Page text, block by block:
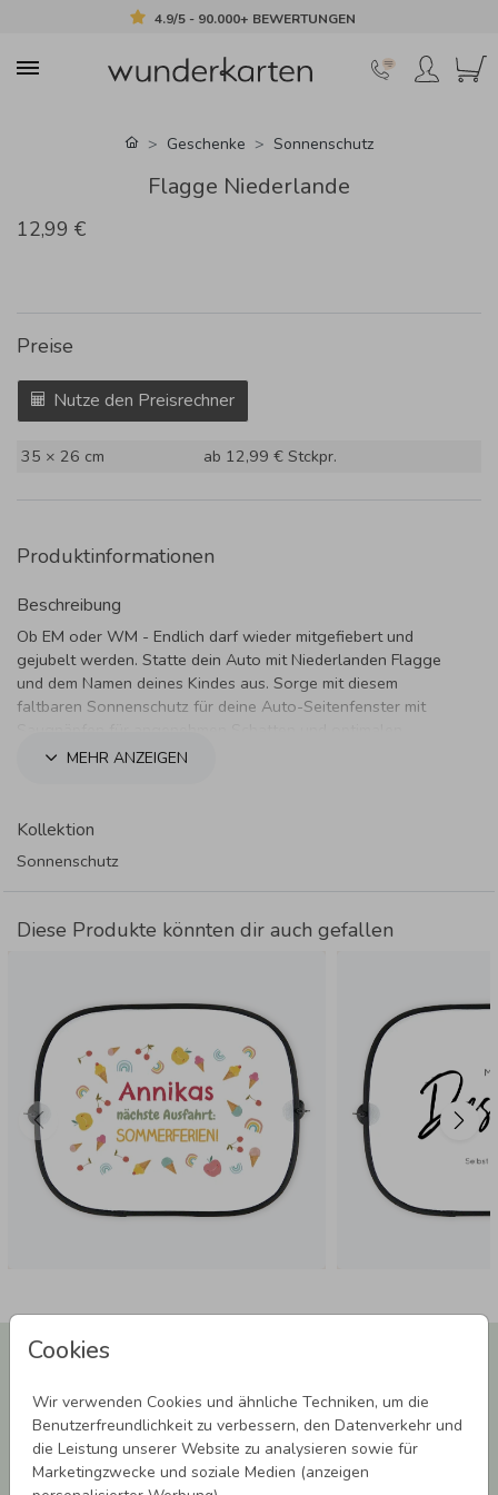
4.9/5 - 90.000+ BEWERTUNGEN
Cookies
Wir verwenden Cookies und ähnliche Techniken, um die
Benutzerfreundlichkeit zu verbessern, den Datenverkehr und
die Leistung unserer Website zu analysieren sowie für
Marketingzwecke und soziale Medien (anzeigen
Geschenke Sonnenschutz
Flagge Niederlande
12,99 €
Preise
Nutze den Preisrechner
35 × 26 cm ab 12,99 € Stckpr.
Produktinformationen
Beschreibung
Ob EM oder WM - Endlich darf wieder mitgefiebert und
gejubelt werden. Statte dein Auto mit Niederlanden Flagge
und dem Namen deines Kindes aus. Sorge mit diesem
faltbaren Sonnenschutz für deine Auto-Seitenfenster mit
Schutz. Er schützt zuverlässig vor direkter
auch an heißen Tagen eine angenehme Fahrt ohne
Befestigung:zwei Saugnäpfe, schnell anzubringen
Material:100 % Polyester
EN-71 zertifiziert
MEHR ANZEIGEN
Kollektion
Sonnenschutz
Diese Produkte könnten dir auch gefallen
Newsletter abonnieren und 5,00 € Rabatt**
Melde Dich zu unserem Newsletter an und bleibe auf dem
Laufenden.